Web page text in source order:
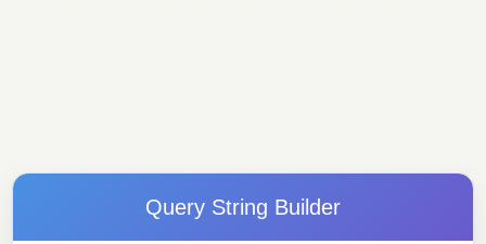
Query String Builder